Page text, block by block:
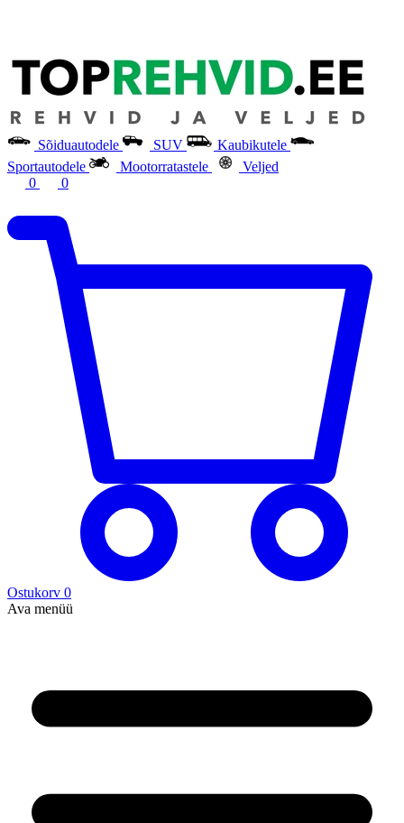
Sõiduautodele SUV
Kaubikutele
Sportautodele
Mootorratastele
Veljed
0
0
Ostukorv 0
Ava menüü